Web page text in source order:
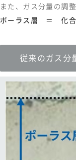
また、ガス分量の調
ポーラス層 ＝ 化合
従来のガス分